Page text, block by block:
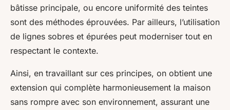
bâtisse principale, ou encore uniformité des teintes
sont des méthodes éprouvées. Par ailleurs, l’utilisation
de lignes sobres et épurées peut moderniser tout en
respectant le contexte.
Ainsi, en travaillant sur ces principes, on obtient une
extension qui complète harmonieusement la maison
sans rompre avec son environnement, assurant une